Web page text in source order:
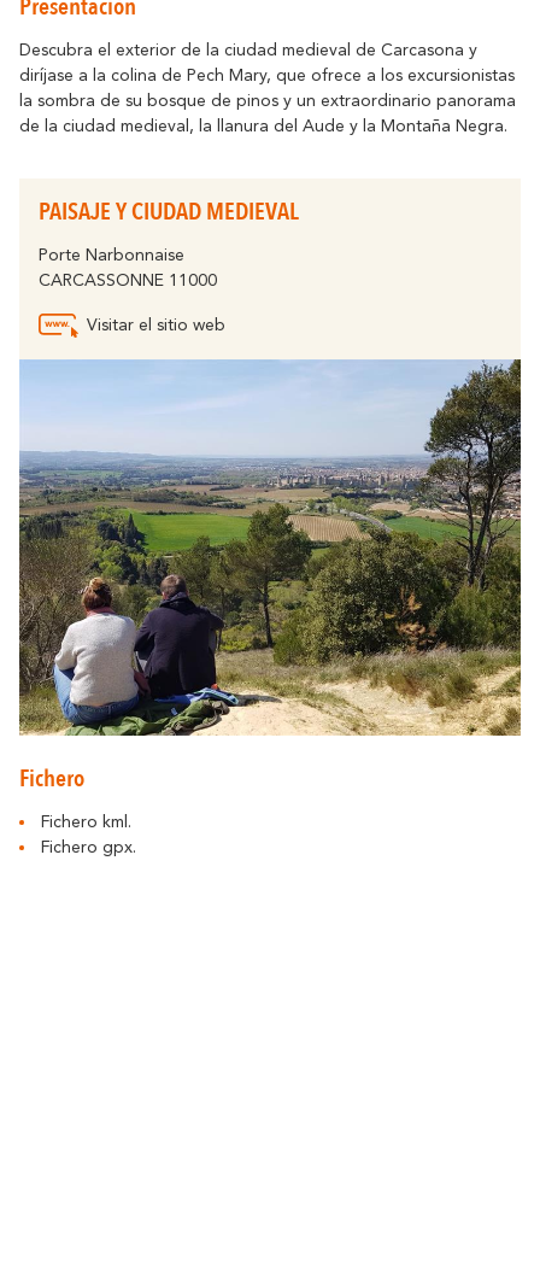
El Lago de la Cavayère
Donde la Naturaleza
El Canal del Midi
Donde la NaturalezaResuena
Alrededores de Carcasona
Donde la DiversidadResuena
Y también...
Los Viñedos
Todas la
Destino eco-responsable
Turismo y discapacidad
En bicicleta
Descubre todos los eventos claves
La Fiesta de Carcasona, la Iluminación de
inolvidables en Carcasona.
Momentos Culminantes
Presentación
Descubra el exterior de la ciudad medieval de Carcasona y
diríjase a la colina de Pech Mary, que ofrece a los excursionistas
la sombra de su bosque de pinos y un extraordinario panorama
de la ciudad medieval, la llanura del Aude y la Montaña Negra.
PAISAJE Y CIUDAD MEDIEVAL
Porte Narbonnaise
CARCASSONNE 11000
Visitar el sitio web
Fichero
Fichero kml.
Fichero gpx.